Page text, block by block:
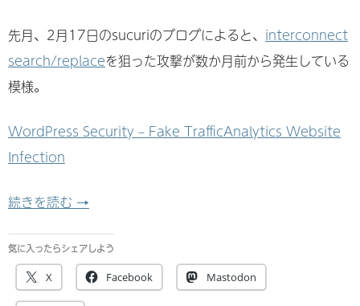
先月、2月17日のsucuriのブログによると、 interconnect
search/replaceを狙った攻撃が数か月前から発生している
模様。
WordPress Security – Fake TrafficAnalytics Website
Infection
続きを読む 【重要】interconnect search/replace を使っ
→
気に入ったらシェアしよう
X Facebook Mastodon